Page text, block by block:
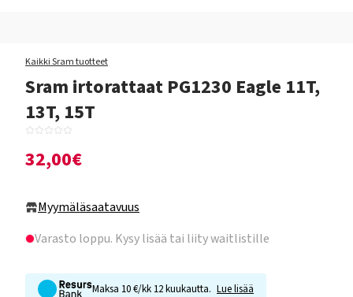
Kaikki Sram tuotteet
Sram irtorattaat PG1230 Eagle 11T,
13T, 15T
32,00€
Myymäläsaatavuus
Varasto loppu. Kysy lisää tai liity waitlistille
Maksa 10 €/kk 12 kuukautta. Lue lisää